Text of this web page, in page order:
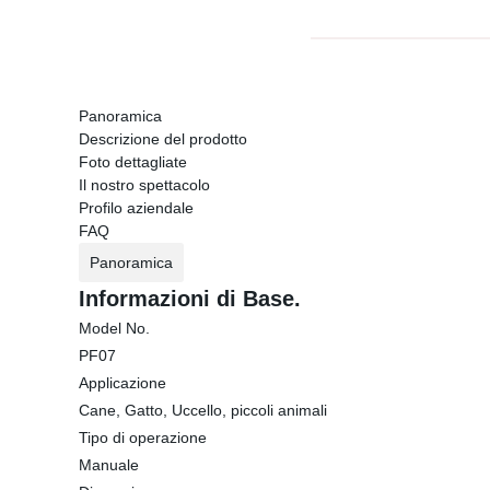
Panoramica
Descrizione del prodotto
Foto dettagliate
Il nostro spettacolo
Profilo aziendale
FAQ
Panoramica
Informazioni di Base.
Model No.
PF07
Applicazione
Cane, Gatto, Uccello, piccoli animali
Tipo di operazione
Manuale